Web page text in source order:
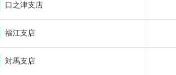
口之津支店
福江支店
対馬支店